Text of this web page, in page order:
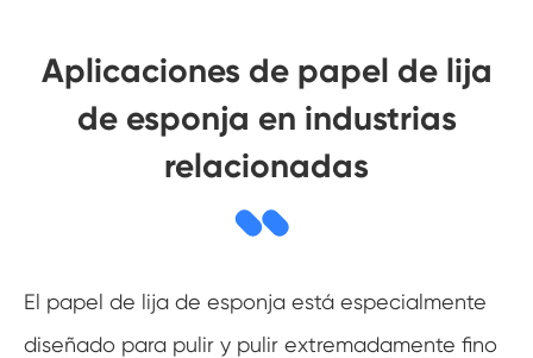
Aplicaciones de papel de lija
de esponja en industrias
relacionadas
El papel de lija de esponja está especialmente
diseñado para pulir y pulir extremadamente fino